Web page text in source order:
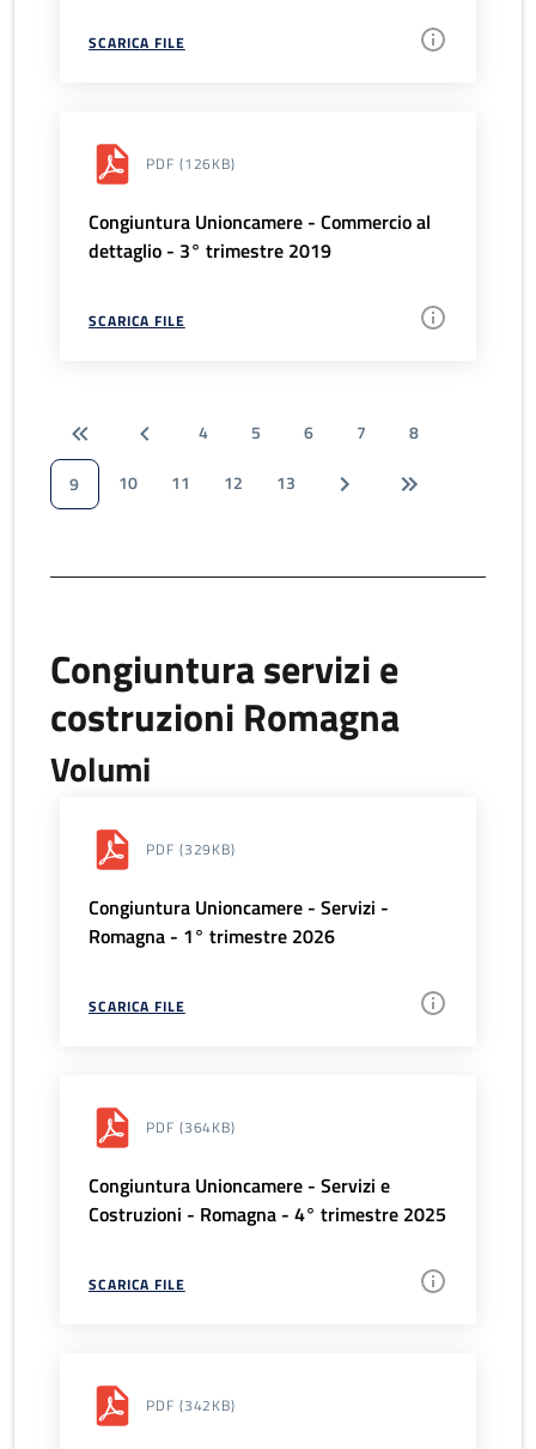
SCARICA FILE
PDF (126KB)
Congiuntura Unioncamere - Commercio al
dettaglio - 3° trimestre 2019
SCARICA FILE
4 5 6 7
8
9
10 11 12 13
Congiuntura servizi e
costruzioni Romagna
Volumi
PDF (329KB)
Congiuntura Unioncamere - Servizi -
Romagna - 1° trimestre 2026
SCARICA FILE
PDF (364KB)
Congiuntura Unioncamere - Servizi e
Costruzioni - Romagna - 4° trimestre 2025
SCARICA FILE
PDF (342KB)